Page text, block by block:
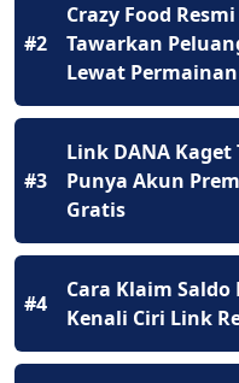
#2
Crazy Food
Tawarkan
Lewat Permainan
#3
Link DANA Kaget
Punya Akun
Gratis
#4
Cara Klaim Saldo
Kenali Ciri Link